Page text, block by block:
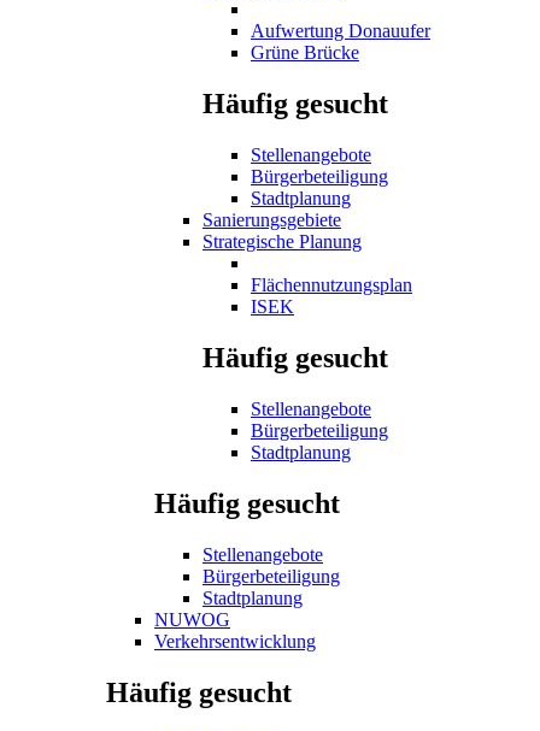
Aufwertung Donauufer
Grüne Brücke
Häufig gesucht
Stellenangebote
Bürgerbeteiligung
Stadtplanung
Sanierungsgebiete
Strategische Planung
Flächennutzungsplan
ISEK
Häufig gesucht
Stellenangebote
Bürgerbeteiligung
Stadtplanung
Häufig gesucht
Stellenangebote
Bürgerbeteiligung
Stadtplanung
NUWOG
Verkehrsentwicklung
Häufig gesucht